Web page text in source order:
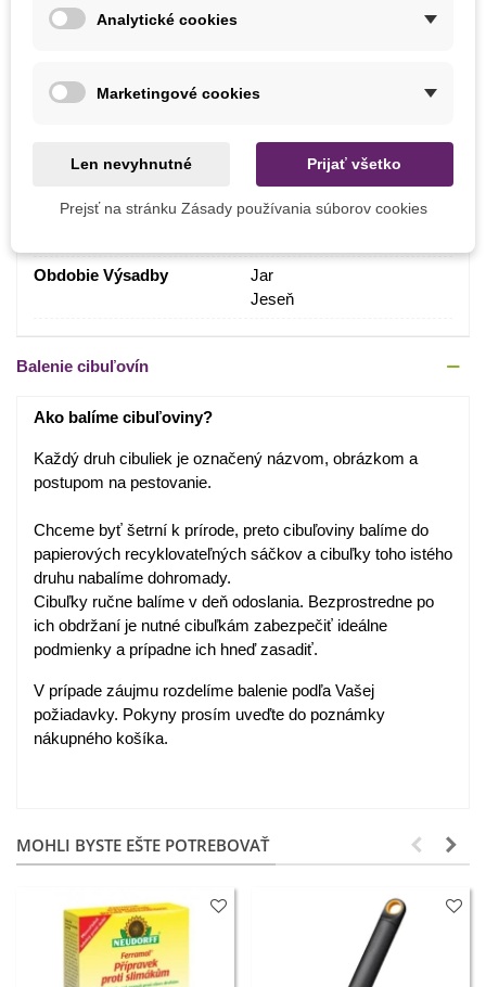
V interiéri
Mrazuvzdornosť
Vegetačné Obdobie Trvalky
Obdobie Výsadby
Jar
Jeseň
Balenie cibuľovín
Ako balíme cibuľoviny?
Každý druh cibuliek je označený názvom, obrázkom a
postupom na pestovanie.
Chceme byť šetrní k prírode, preto cibuľoviny balíme do
papierových recyklovateľných sáčkov a cibuľky toho istého
druhu nabalíme dohromady.
Cibuľky ručne balíme v deň odoslania. Bezprostredne po
ich obdržaní je nutné cibuľkám zabezpečiť ideálne
podmienky a prípadne ich hneď zasadiť.
V prípade záujmu rozdelíme balenie podľa Vašej
požiadavky. Pokyny prosím uveďte do poznámky
nákupného košíka.
MOHLI BYSTE EŠTE POTREBOVAŤ
Analytické cookies
Marketingové cookies
Len nevyhnutné Prijať všetko
Prejsť na stránku Zásady používania súborov cookies